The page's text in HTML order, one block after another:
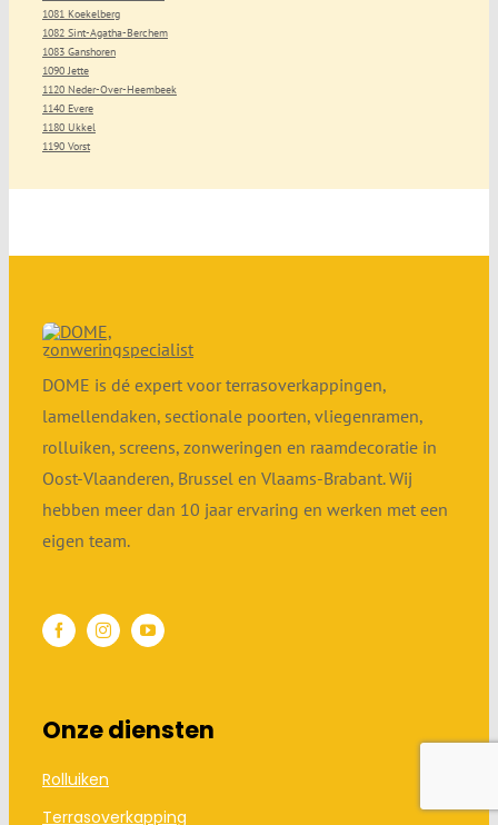
1081 Koekelberg
1082 Sint-Agatha-Berchem
1083 Ganshoren
1090 Jette
1120 Neder-Over-Heembeek
1140 Evere
1180 Ukkel
1190 Vorst
DOME is dé expert voor terrasoverkappingen,
lamellendaken, sectionale poorten, vliegenramen,
rolluiken, screens, zonweringen en raamdecoratie in
Oost-Vlaanderen, Brussel en Vlaams-Brabant. Wij
hebben meer dan 10 jaar ervaring en werken met een
eigen team.
Onze diensten
Rolluiken
Terras­overkapping